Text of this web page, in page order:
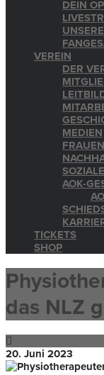
DEIN
VEREIN
DER
MEDIEN
AOK-
TICKETS
SHOP
das NLZ
20. Juni 2023